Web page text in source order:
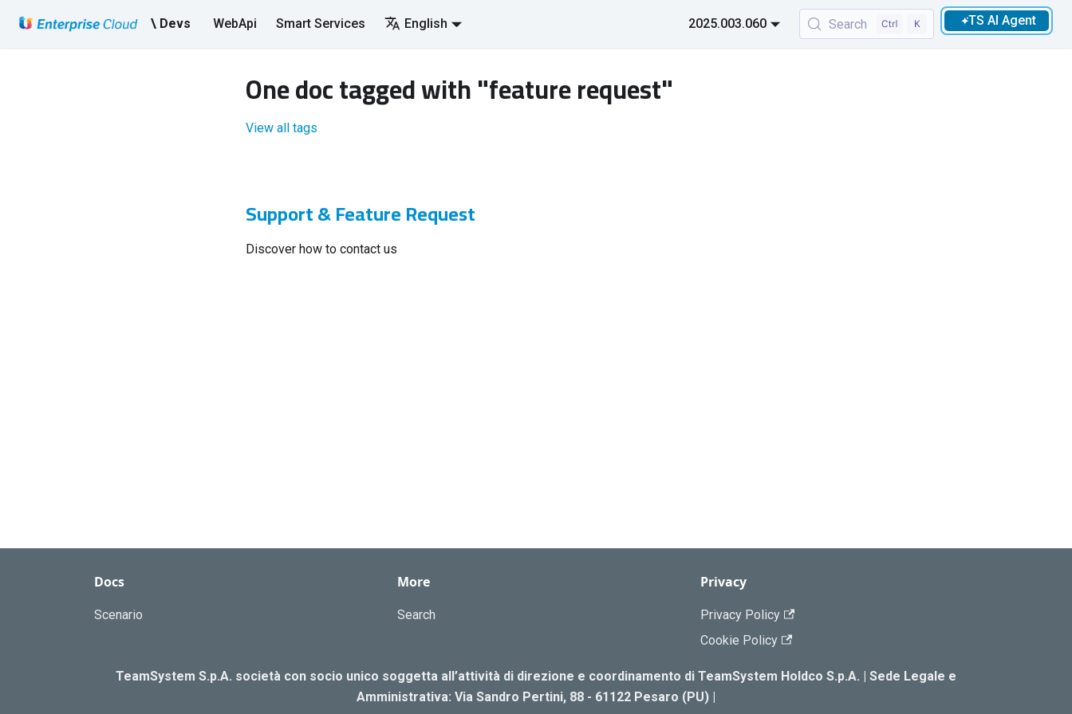
\ Devs WebApi Smart Services English 2025.003.060 Search TS AI Agent
One doc tagged with "feature request"
View all tags
Support & Feature Request
Discover how to contact us
Docs
Scenario
More
Search
Privacy
Privacy Policy
Cookie Policy
TeamSystem S.p.A. società con socio unico soggetta all’attività di direzione e coordinamento di TeamSystem Holdco S.p.A. | Sede Legale e
Amministrativa: Via Sandro Pertini, 88 - 61122 Pesaro (PU) |